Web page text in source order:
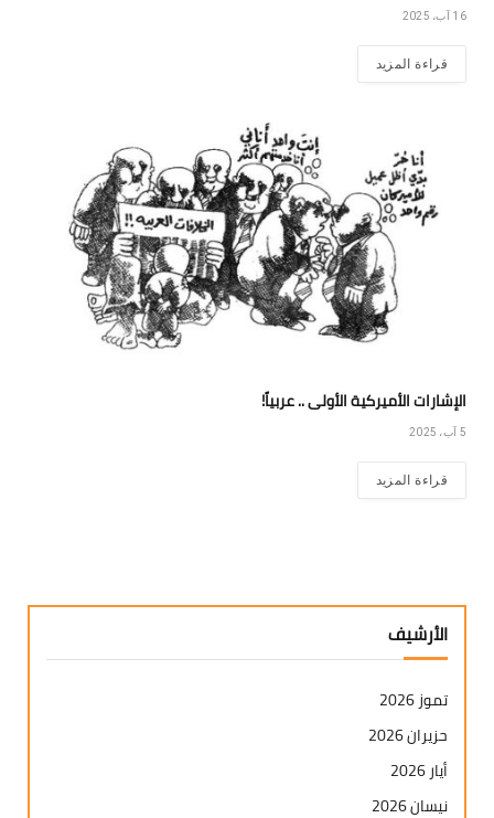
16 آب، 2025
قراءة المزيد
الإشارات الأميركية الأولى .. عربياً!
5 آب، 2025
قراءة المزيد
الأرشيف
تموز 2026
حزيران 2026
أيار 2026
نيسان 2026